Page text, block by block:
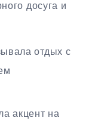
досуга и
отдых с
акцент на